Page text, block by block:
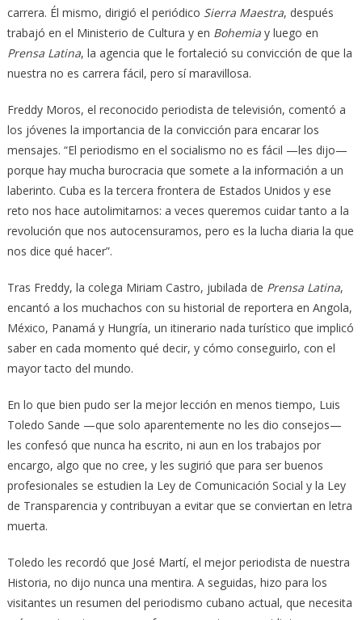
carrera. Él mismo, dirigió el periódico Sierra Maestra, después
trabajó en el Ministerio de Cultura y en Bohemiay luego en
Prensa Latina, la agencia que le fortaleció su convicción de que la
nuestra no es carrera fácil, pero sí maravillosa.
Freddy Moros, el reconocido periodista de televisión, comentó a
los jóvenes la importancia de la convicción para encarar los
mensajes. “El periodismo en el socialismo no es fácil —les dijo—
porque hay mucha burocracia que somete a la información a un
laberinto. Cuba es la tercera frontera de Estados Unidos y ese
reto nos hace autolimitarnos: a veces queremos cuidar tanto a la
revolución que nos autocensuramos, pero es la lucha diaria la que
nos dice qué hacer”.
Tras Freddy, la colega Miriam Castro, jubilada de Prensa Latina,
encantó a los muchachos con su historial de reportera en Angola,
México, Panamá y Hungría, un itinerario nada turístico que implicó
saber en cada momento qué decir, y cómo conseguirlo, con el
mayor tacto del mundo.
En lo que bien pudo ser la mejor lección en menos tiempo, Luis
Toledo Sande —que solo aparentemente no les dio consejos—
les confesó que nunca ha escrito, ni aun en los trabajos por
encargo, algo que no cree, y les sugirió que para ser buenos
profesionales se estudien la Ley de Comunicación Social y la Ley
de Transparencia y contribuyan a evitar que se conviertan en letra
muerta.
Toledo les recordó que José Martí, el mejor periodista de nuestra
Historia, no dijo nunca una mentira. A seguidas, hizo para los
visitantes un resumen del periodismo cubano actual, que necesita